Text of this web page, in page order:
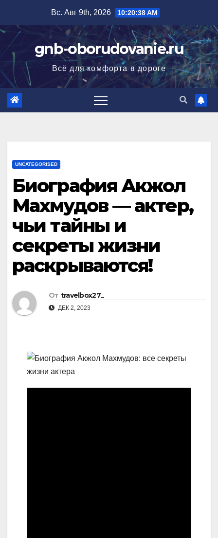
содержимому
Вс. Авг 9th, 2026 10:20:39 AM
gnb-oborudovanie.ru
Всё для комфорта в дороге
UNCATEGORISED
Биография Акжол
Махмудов — актер,
чьи тайны и
секреты жизни
раскрываются!
От travelbox27_
ДЕК 2, 2023